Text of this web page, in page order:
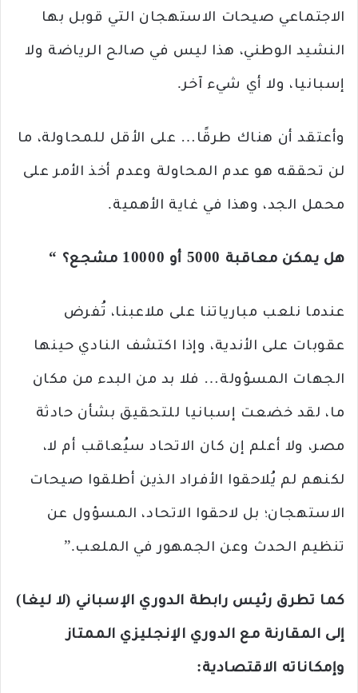
الاجتماعي صيحات الاستهجان التي قوبل بها
النشيد الوطني، هذا ليس في صالح الرياضة ولا
إسبانيا، ولا أي شيء آخر.
وأعتقد أن هناك طرقًا… على الأقل للمحاولة، ما
لن تحققه هو عدم المحاولة وعدم أخذ الأمر على
محمل الجد، وهذا في غاية الأهمية.
هل يمكن معاقبة 5000 أو 10000 مشجع؟ “
عندما نلعب مبارياتنا على ملاعبنا، تُفرض
عقوبات على الأندية، وإذا اكتشف النادي حينها
الجهات المسؤولة… فلا بد من البدء من مكان
ما، لقد خضعت إسبانيا للتحقيق بشأن حادثة
مصر، ولا أعلم إن كان الاتحاد سيُعاقب أم لا،
لكنهم لم يُلاحقوا الأفراد الذين أطلقوا صيحات
الاستهجان؛ بل لاحقوا الاتحاد، المسؤول عن
تنظيم الحدث وعن الجمهور في الملعب.”
كما تطرق رئيس رابطة الدوري الإسباني (لا ليغا)
إلى المقارنة مع الدوري الإنجليزي الممتاز
وإمكاناته الاقتصادية: